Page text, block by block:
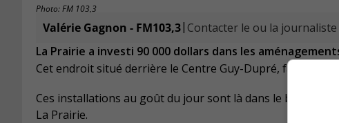
Photo: FM 103,3
Valérie Gagnon - FM103,3| Contacter le ou la journaliste
La Prairie a investi 90 000 dollars dans les
Cet endroit situé derrière le Centre Guy-Dupré, fait l’éloge
Ces installations au goût du jour sont là dans le but de
La Prairie.